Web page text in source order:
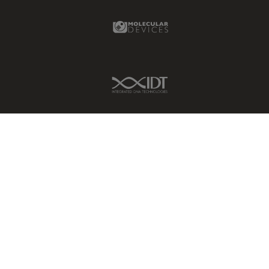
Molecular Devices Link
IDT Link